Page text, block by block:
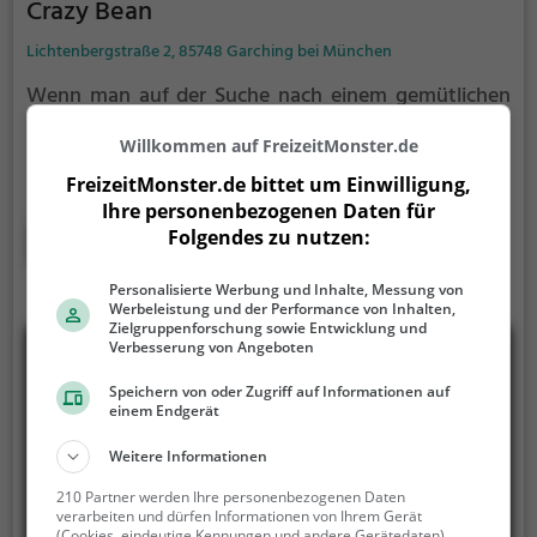
Crazy Bean
Lichtenbergstraße 2, 85748 Garching bei München
Wenn man auf der Suche nach einem gemütlichen
Restaurant in Garching bei München ist, sollte man
unbedingt das Crazy Bean besuchen. Hier kann man
in entspannter Atmosphäre eine Vielfalt an
köstlichen Speisen und Getränken genießen. Ob
knusprige Pizza, authentisch italienische Gerichte,
duftender Kaffee mit verlockendem Kuchen oder ein
ausgiebiges Frühstück - hier kommt jeder auf seine
Kosten. Das Crazy Bean ist der perfekte Ort, um sich
verwöhnen zu lassen und einen genussvollen
Atmosphäre und lasse dich von der Vielfalt des
Angebots verzaubern.
Mehr erfahren
Willkommen auf FreizeitMonster.de
FreizeitMonster.de bittet um Einwilligung,
Ihre personenbezogenen Daten für
Folgendes zu nutzen:
Personalisierte Werbung und Inhalte, Messung von
Werbeleistung und der Performance von Inhalten,
Zielgruppenforschung sowie Entwicklung und
Verbesserung von Angeboten
Speichern von oder Zugriff auf Informationen auf
einem Endgerät
Weitere Informationen
210 Partner werden Ihre personenbezogenen Daten
verarbeiten und dürfen Informationen von Ihrem Gerät